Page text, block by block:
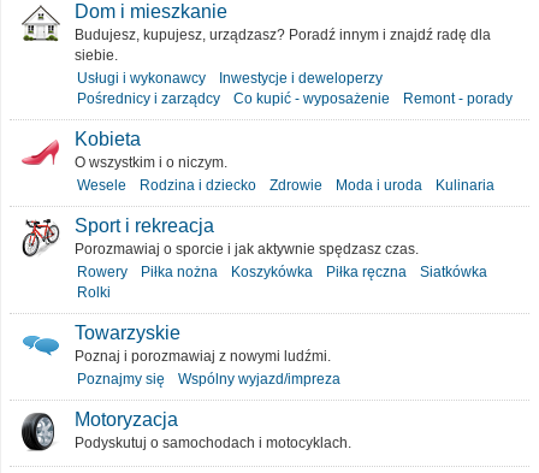
Dom i mieszkanie
Budujesz, kupujesz, urządzasz? Poradź innym i znajdź radę dla
siebie.
Usługi i wykonawcy
Inwestycje i deweloperzy
Pośrednicy i zarządcy
Co kupić - wyposażenie Remont - porady
Kobieta
O wszystkim i o niczym.
Wesele
Rodzina i dziecko Zdrowie Moda i uroda Kulinaria
Sport i rekreacja
Porozmawiaj o sporcie i jak aktywnie spędzasz czas.
Rowery
Piłka nożna Koszykówka Piłka ręczna
Siatkówka
Rolki
Towarzyskie
Poznaj i porozmawiaj z nowymi ludźmi.
Poznajmy się
Wspólny wyjazd/impreza
Motoryzacja
Podyskutuj o samochodach i motocyklach.